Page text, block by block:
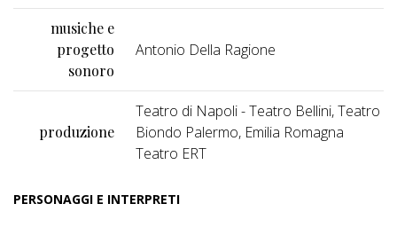
musiche e
progetto
sonoro
Antonio Della Ragione
produzione
Teatro di Napoli - Teatro Bellini, Teatro
Biondo Palermo, Emilia Romagna
Teatro ERT
PERSONAGGI E INTERPRETI